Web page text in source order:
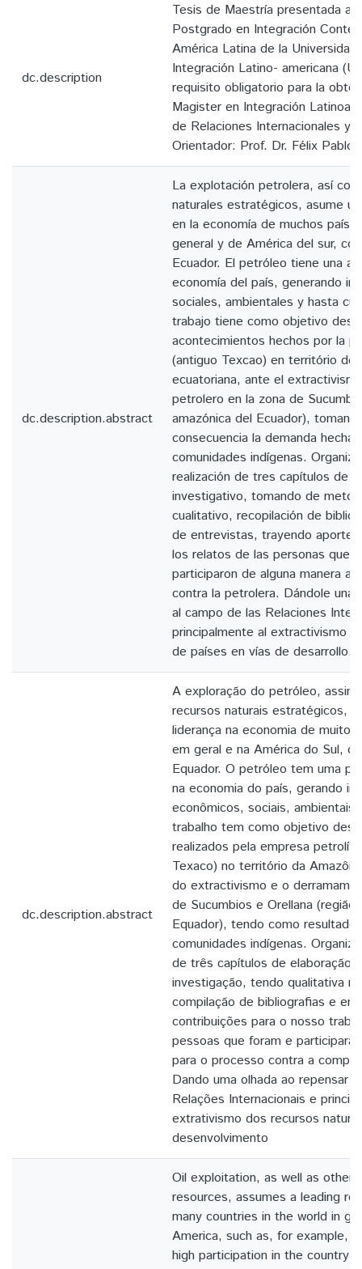
dc.description
Tesis de Maestría presentada al
Postgrado en Integración
América Latina de la
Integración Latino- americana
requisito obligatorio para la
Magister en Integración
de Relaciones Internacionales y
Orientador: Prof. Dr. Félix Pablo
dc.description.abstract
La explotación petrolera, así
naturales estratégicos, asume
en la economía de muchos
general y de América del sur,
Ecuador. El petróleo tiene una
economía del país, generando
sociales, ambientales y hasta
trabajo tiene como objetivo
acontecimientos hechos por la
(antiguo Texcao) en território de
ecuatoriana, ante el
petrolero en la zona de
amazónica del Ecuador),
consecuencia la demanda hecha
comunidades indígenas.
realización de tres capítulos de
investigativo, tomando de
cualitativo, recopilación de
de entrevistas, trayendo
los relatos de las personas que
participaron de alguna manera a
contra la petrolera. Dándole una
al campo de las Relaciones
principalmente al extractivismo
de países en vías de desarrollo.
dc.description.abstract
A exploração do petróleo,
recursos naturais estratégicos,
liderança na economia de
em geral e na América do Sul,
Equador. O petróleo tem uma
na economia do país, gerando
econômicos, sociais,
trabalho tem como objetivo
realizados pela empresa
Texaco) no território da
do extractivismo e o
de Sucumbios e Orellana (região
Equador), tendo como resultado
comunidades indígenas.
de três capítulos de elaboração
investigação, tendo qualitativa
compilação de bibliografias e
contribuições para o nosso
pessoas que foram e
para o processo contra a
Dando uma olhada ao repensar
Relações Internacionais e
extrativismo dos recursos
desenvolvimento
Oil exploitation, as well as other
resources, assumes a leading
many countries in the world in
America, such as, for example,
high participation in the